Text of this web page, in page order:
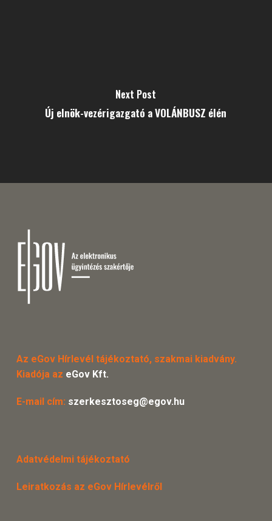
Next Post
Új elnök-vezérigazgató a VOLÁNBUSZ élén
Az eGov Hírlevél tájékoztató, szakmai kiadvány.
Kiadója az eGov Kft.
E-mail cím: szerkesztoseg@egov.hu
Adatvédelmi tájékoztató
Leiratkozás az eGov Hírlevélről